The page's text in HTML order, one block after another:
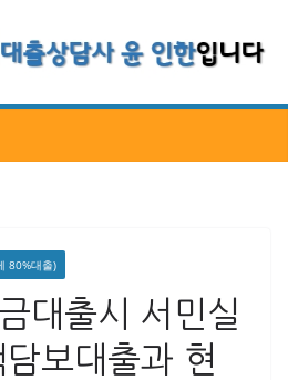
80%대출)
대출시 서민실
보대출과 현